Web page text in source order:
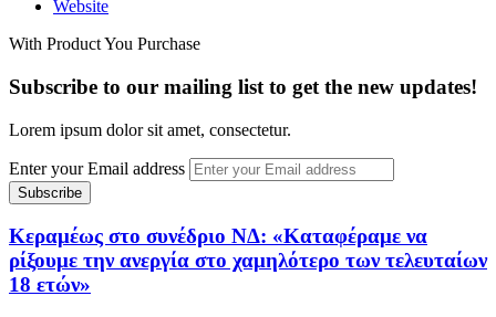
Website
With Product You Purchase
Subscribe to our mailing list to get the new updates!
Lorem ipsum dolor sit amet, consectetur.
Enter your Email address
Κεραμέως στο συνέδριο ΝΔ: «Καταφέραμε να
ρίξουμε την ανεργία στο χαμηλότερο των τελευταίων
18 ετών»